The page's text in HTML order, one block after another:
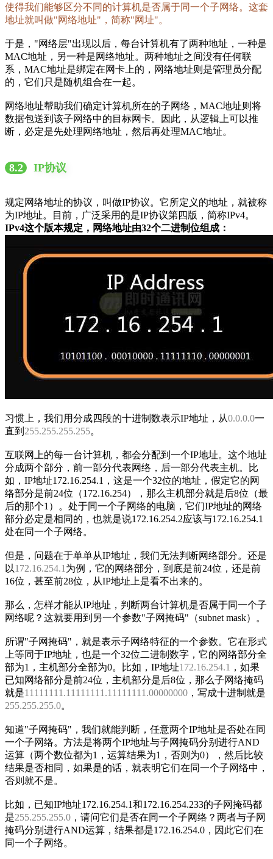
使得我们能够区分不同的计算机是否属于同一个子网络。这套
地址就叫做"网络地址"，简称"网址"。
于是，"网络层"出现以后，每台计算机有了两种地址，一种是
MAC地址，另一种是网络地址。两种地址之间没有任何联
系，MAC地址是绑定在网卡上的，网络地址则是管理员分配
的，它们只是随机组合在一起。
网络地址帮助我们确定计算机所在的子网络，MAC地址则将
数据包送到该子网络中的目标网卡。因此，从逻辑上可以推
断，必定是先处理网络地址，然后再处理MAC地址。
8.2 IP协议
规定网络地址的协议，叫做IP协议。它所定义的地址，就被称
为IP地址。目前，广泛采用的是IP协议第四版，简称IPv4。
IPv4这个版本规定，网络地址由32个二进制位组成：
习惯上，我们用分成四段的十进制数表示IP地址，从0.0.0.0一
直到 255.255.255.255。
互联网上的每一台计算机，都会分配到一个IP地址。这个地址
分成两个部分，前一部分代表网络，后一部分代表主机。比
如，IP地址172.16.254.1，这是一个32位的地址，假定它的网
络部分是前24位（172.16.254），那么主机部分就是后8位（最
后的那个1）。处于同一个子网络的电脑，它们IP地址的网络
部分必定是相同的，也就是说172.16.254.2应该与172.16.254.1
处在同一个子网络。
但是，问题在于单单从IP地址，我们无法判断网络部分。还是
以172.16.254.1 为例，它的网络部分，到底是前24位，还是前
16位，甚至前28位，从IP地址上是看不出来的。
那么，怎样才能从IP地址，判断两台计算机是否属于同一个子
网络呢？这就要用到另一个参数"子网掩码"（subnet mask）。
所谓"子网掩码"，就是表示子网络特征的一个参数。它在形式
上等同于IP地址，也是一个32位二进制数字，它的网络部分全
部为1，主机部分全部为0。比如，IP地址172.16.254.1 ，如果
已知网络部分是前24位，主机部分是后8位，那么子网络掩码
就是11111111.11111111.11111111.00000000 ，写成十进制就是
255.255.255.0。
知道"子网掩码"，我们就能判断，任意两个IP地址是否处在同
一个子网络。方法是将两个IP地址与子网掩码分别进行AND
运算（两个数位都为1，运算结果为1，否则为0），然后比较
结果是否相同，如果是的话，就表明它们在同一个子网络中，
否则就不是。
比如，已知IP地址172.16.254.1和172.16.254.233的子网掩码都
是255.255.255.0 ，请问它们是否在同一个子网络？两者与子网
掩码分别进行AND运算，结果都是172.16.254.0，因此它们在
同一个子网络。